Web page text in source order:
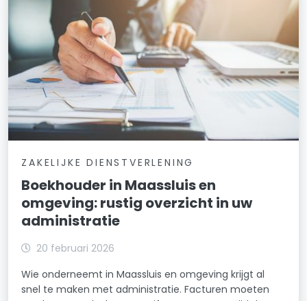
ZAKELIJKE DIENSTVERLENING
Boekhouder in Maassluis en
omgeving: rustig overzicht in uw
administratie
20 februari 2026
Wie onderneemt in Maassluis en omgeving krijgt al
snel te maken met administratie. Facturen moeten